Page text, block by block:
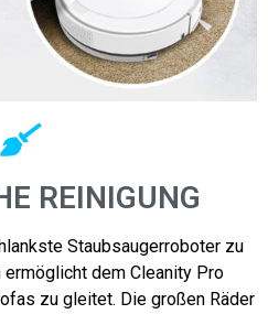
REINIGUNG
Staubsaugerroboter zu
dem Cleanity Pro
zu gleitet. Die großen Räder